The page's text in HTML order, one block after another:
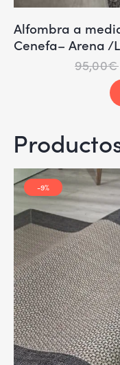
Alfombra a
Cenefa– Arena /
95,00€
-9%